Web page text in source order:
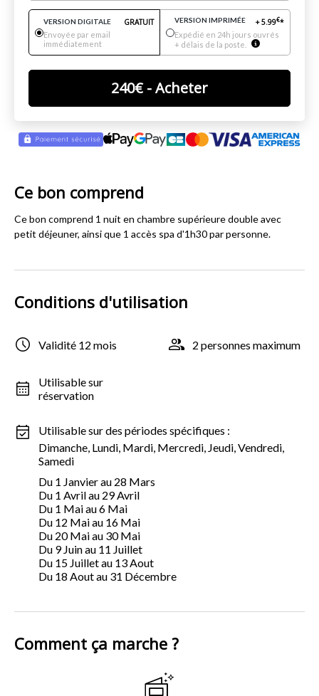
VERSION DIGITALE GRATUIT
Envoyée par email
immédiatement
VERSION IMPRIMÉE +5.99€*
Expédié en 24h jours ouvrés
+ délais de la poste.
240€- Acheter
Ce bon comprend
Ce bon comprend 1 nuit en chambre supérieure double avec
petit déjeuner, ainsi que 1 accès spa d'1h30 par personne.
Conditions d'utilisation
Validité 12 mois 2 personnes maximum
Utilisable sur
réservation
Utilisable sur des périodes spécifiques :
Dimanche, Lundi, Mardi, Mercredi, Jeudi, Vendredi,
Samedi
Du 1 Janvier au 28 Mars
Du 1 Avril au 29 Avril
Du 1 Mai au 6 Mai
Du 12 Mai au 16 Mai
Du 20 Mai au 30 Mai
Du 9 Juin au 11 Juillet
Du 15 Juillet au 13 Aout
Du 18 Aout au 31 Décembre
Comment ça marche ?